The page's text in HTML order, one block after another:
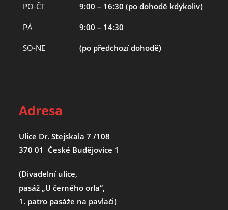
PO-ČT 9:00 – 16:30 (po dohodě kdykoliv)
PÁ 9:00 – 14:30
SO-NE (po předchozí dohodě)
Adresa
Ulice Dr. Stejskala 7 /108
370 01 České Budějovice 1
(Divadelní ulice,
pasáž „U černého orla“,
1. patro pasáže na pavlači)